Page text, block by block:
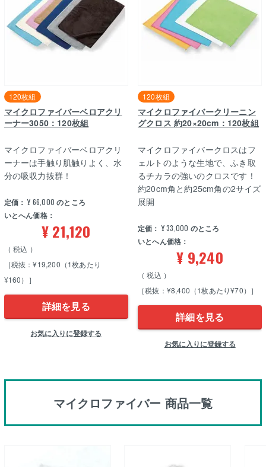
マイクロファイバーベロアクリ
ーナー3050：120枚組
120枚組
定価： ¥ 66,000 のところ
いとへん価格：
¥21,120
税込
［税抜：¥19,200（1枚あたり
¥160）］
マイクロファイバーベロアクリ
ーナーは手触り肌触りよく、水
分の吸収力抜群！
詳細を見る
お気に入りに登録する
マイクロファイバークリーニン
グクロス 約20×20cm：120枚組
120枚組
定価： ¥33,000 のところ
いとへん価格：
¥ 9,240
税込
［税抜：¥8,400（1枚あたり¥70）］
マイクロファイバークロスはフ
ェルトのような生地で、ふき取
るチカラの強いのクロスです！
約20cm角と約25cm角の2サイズ
展開
詳細を見る
お気に入りに登録する
マイクロファイバー 商品一覧